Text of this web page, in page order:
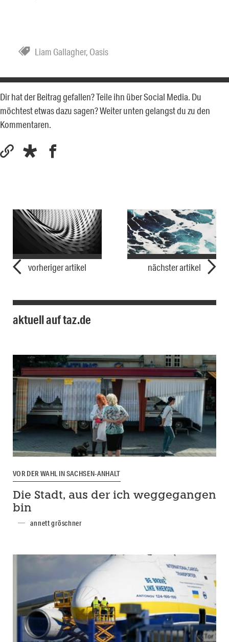
Liam Gallagher, Oasis
Dir hat der Beitrag gefallen? Teile ihn über Social Media. Du
möchtest etwas dazu sagen? Weiter unten gelangst du zu den
Kommentaren.
vorheriger artikel nächster artikel
aktuell auf taz.de
VOR DER WAHL IN SACHSEN-ANHALT
Die Stadt, aus der ich weggegangen
bin
annett gröschner